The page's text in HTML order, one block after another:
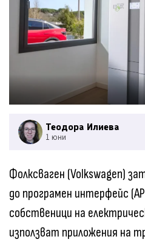
Теодора Илиева
1 юни
Фолксваген (Volkswagen)
до програмен интерфейс
собственици на
използват приложения на